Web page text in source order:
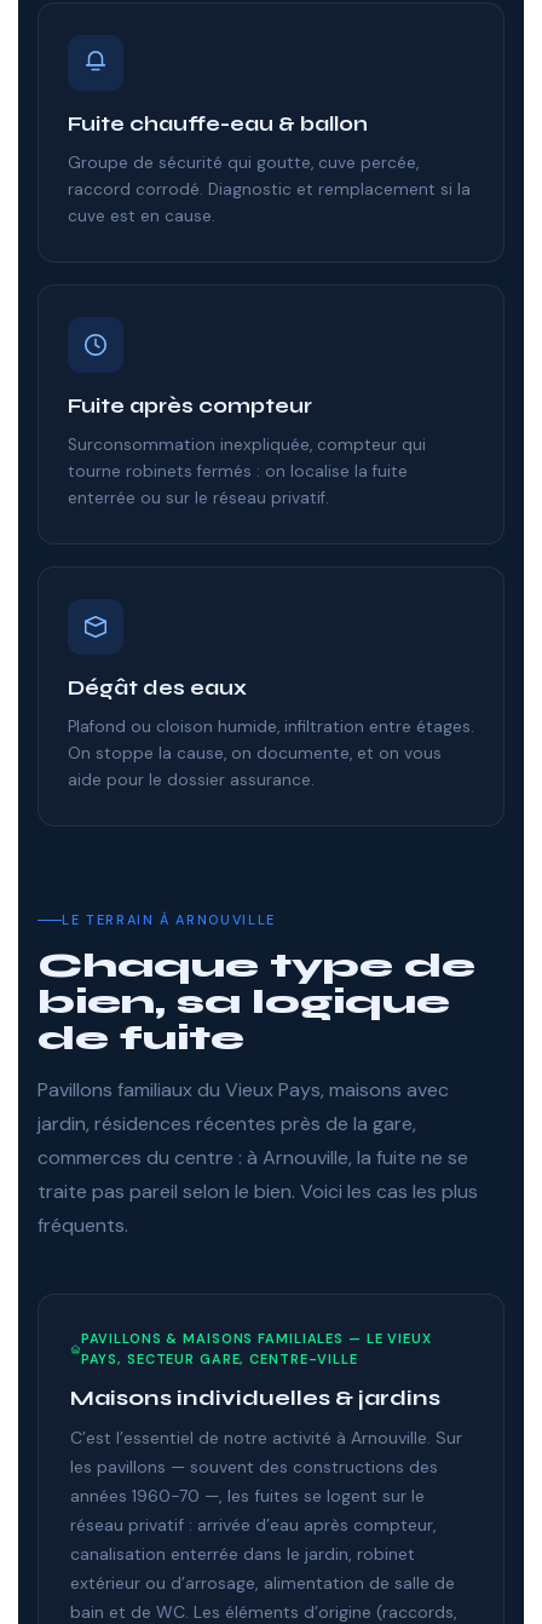
Fuite chauffe-eau & ballon
Groupe de sécurité qui goutte, cuve percée,
raccord corrodé. Diagnostic et remplacement si la
cuve est en cause.
Fuite après compteur
Surconsommation inexpliquée, compteur qui
tourne robinets fermés : on localise la fuite
enterrée ou sur le réseau privatif.
Dégât des eaux
Plafond ou cloison humide, infiltration entre étages.
On stoppe la cause, on documente, et on vous
aide pour le dossier assurance.
LE TERRAIN À ARNOUVILLE
Chaque type de
bien, sa logique
de fuite
Pavillons familiaux du Vieux Pays, maisons avec
jardin, résidences récentes près de la gare,
commerces du centre : à Arnouville, la fuite ne se
traite pas pareil selon le bien. Voici les cas les plus
fréquents.
PAVILLONS & MAISONS FAMILIALES — LE VIEUX
PAYS, SECTEUR GARE, CENTRE-VILLE
Maisons individuelles & jardins
C’est l’essentiel de notre activité à Arnouville. Sur
les pavillons — souvent des constructions des
années 1960-70 —, les fuites se logent sur le
réseau privatif : arrivée d’eau après compteur,
canalisation enterrée dans le jardin, robinet
extérieur ou d’arrosage, alimentation de salle de
bain et de WC. Les éléments d’origine (raccords,